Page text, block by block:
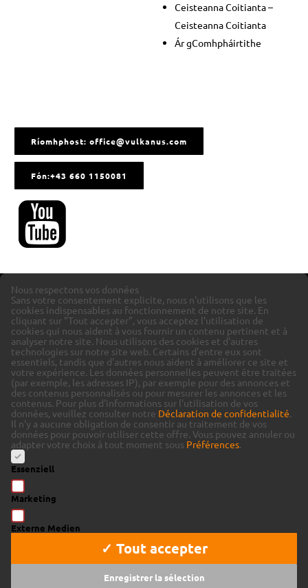
Ceisteanna Coitianta –
Ceisteanna Coitianta
Ár gComhpháirtithe
Ríomhphost: office@vulkanus.com
Fón:+43 660 1150081
Nous respectons vos données
Sans votre consentement explicite, nous n'utilisons que les
cookies indispensables au fonctionnement de notre site. En
cliquant sur "Tout accepter", vous acceptez l'utilisation de
cookies qui nous aident à vous fournir un contenu pertinent et à
analyser notre site. Nous utilisons des cookies et d'autres
technologies sur notre site web. Certains d'entre eux sont
essentiels, tandis que d'autres nous aident à améliorer ce site et
votre expérience. Les données personnelles peuvent être traitées
(par exemple, les adresses IP), par exemple pour des annonces et
des contenus personnalisés ou pour mesurer les annonces et les
contenus. Pour plus d'informations sur l'utilisation de vos
données, veuillez consulter notre Déclaration de confidentialité.
Il n'y a aucune obligation de consentir au traitement de vos
données pour pouvoir utiliser cette offre. Vous pouvez annuler ou
adapter votre choix à tout moment sous Préférences.
Essenziell
Marketing
Externe Medien
✓ Tout accepter
Enregistrer la sélection